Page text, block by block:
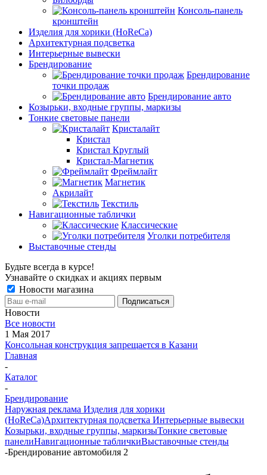
Консоль-панель
кронштейн
Изделия для хорики (HoReCa)
Архитектурная подсветка
Интерьерные вывески
Брендирование
Брендирование
точки продаж
Брендирование авто
Козырьки, входные группы, маркизы
Тонкие световые панели
Кристалайт
Кристал
Кристал Круглый
Кристал-Магнетик
Фреймлайт
Магнетик
Акрилайт
Текстиль
Навигационные таблички
Классические
Уголки потребителя
Выставочные стенды
Будьте всегда в курсе!
Узнавайте о скидках и акциях первым
Новости магазина
Новости
Все новости
1 Мая 2017
Консольная конструкция запрещается в Казани
Главная
-
Каталог
-
Брендирование
Наружная реклама Изделия для хорики
(HoReCa)Архитектурная подсветка Интерьерные вывески
Козырьки, входные группы, маркизыТонкие световые
панелиНавигационные табличкиВыставочные стенды
-Брендирование автомобиля 2